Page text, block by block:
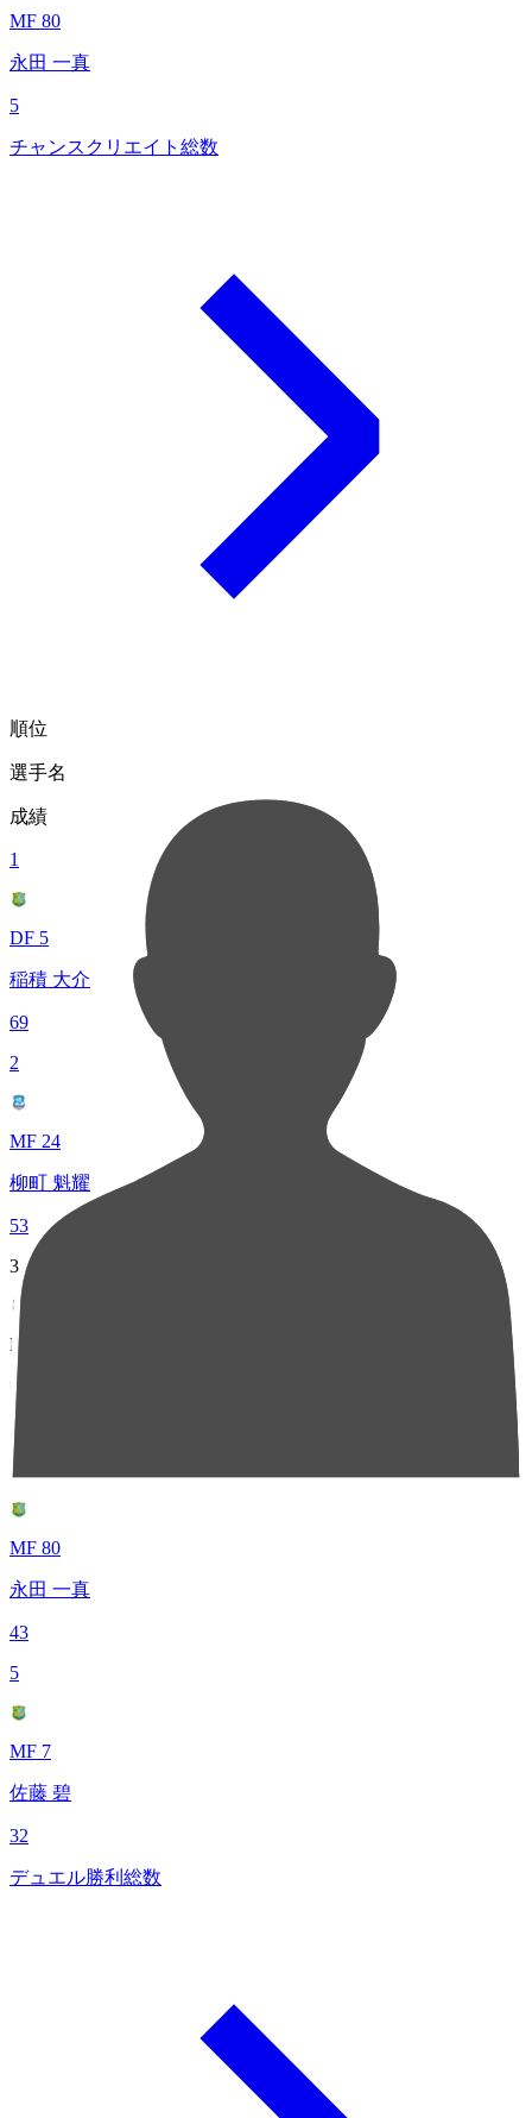
MF 80
永田 一真
5
チャンスクリエイト総数
順位
選手名
成績
1
DF 5
稲積 大介
69
2
MF 24
柳町 魁耀
53
3
MF 14
徳永 晃太郎
50
4
MF 80
永田 一真
43
5
MF 7
佐藤 碧
32
デュエル勝利総数